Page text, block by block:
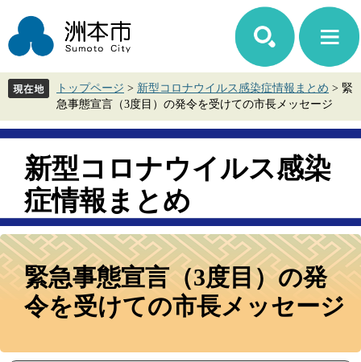
ジ
先
す。
ュ
を
し
トップページ > 新型コロナウイルス感染症情報まとめ > 緊
急事態宣言（3度目）の発令を受けての市長メッセージ
新型コロナウイルス感染
症情報まとめ
本
文
緊急事態宣言（3度目）の発
令を受けての市長メッセージ